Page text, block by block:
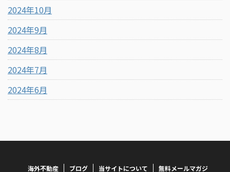
2024年10月
2024年9月
2024年8月
2024年7月
2024年6月
海外不動産 ブログ 当サイトについて 無料メールマガジ